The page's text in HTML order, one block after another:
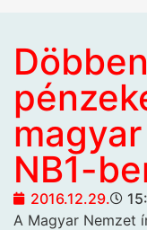
NB1-
2016.12.29.
A Magyar Nemzet